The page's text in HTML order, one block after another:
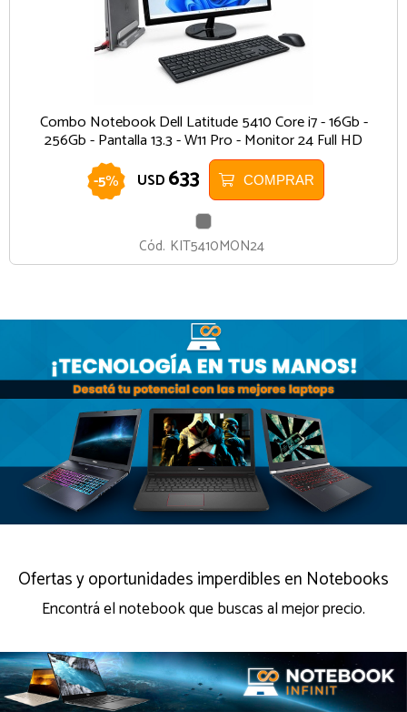
Combo Notebook Dell Latitude 5410 Core i7 - 16Gb -
256Gb - Pantalla 13.3 - W11 Pro - Monitor 24 Full HD
-5% USD 633 COMPRAR
Cód. KIT5410MON24
Ofertas y oportunidades imperdibles en Notebooks
Encontrá el notebook que buscas al mejor precio.